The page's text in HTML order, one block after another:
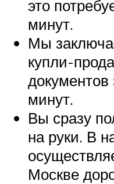
это
минут.
Мы
купли-
минут.
Вы сразу
на руки. В
Москве